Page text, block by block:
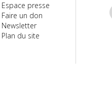
Espace presse
Faire un don
Newsletter
Plan du site